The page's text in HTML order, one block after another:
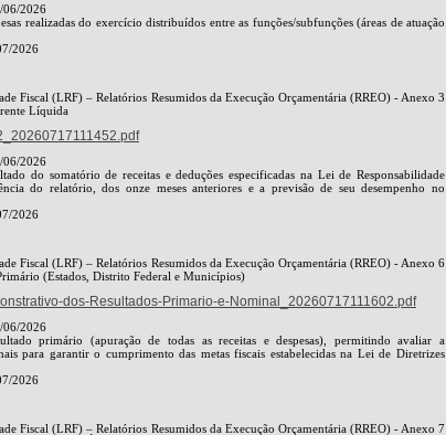
06/2026
realizadas do exercício distribuídos entre as funções/subfunções (áreas de atuação
2026
Fiscal (LRF) – Relatórios Resumidos da Execução Orçamentária (RREO) - Anexo 3
Líquida
06/2026
do somatório de receitas e deduções especificadas na Lei de Responsabilidade
do relatório, dos onze meses anteriores e a previsão de seu desempenho no
2026
Fiscal (LRF) – Relatórios Resumidos da Execução Orçamentária (RREO) - Anexo 6
(Estados, Distrito Federal e Municípios)
dos-Resultados-Primario-e-Nominal_20260717111602.pdf
06/2026
primário (apuração de todas as receitas e despesas), permitindo avaliar a
para garantir o cumprimento das metas fiscais estabelecidas na Lei de Diretrizes
2026
Fiscal (LRF) – Relatórios Resumidos da Execução Orçamentária (RREO) - Anexo 7